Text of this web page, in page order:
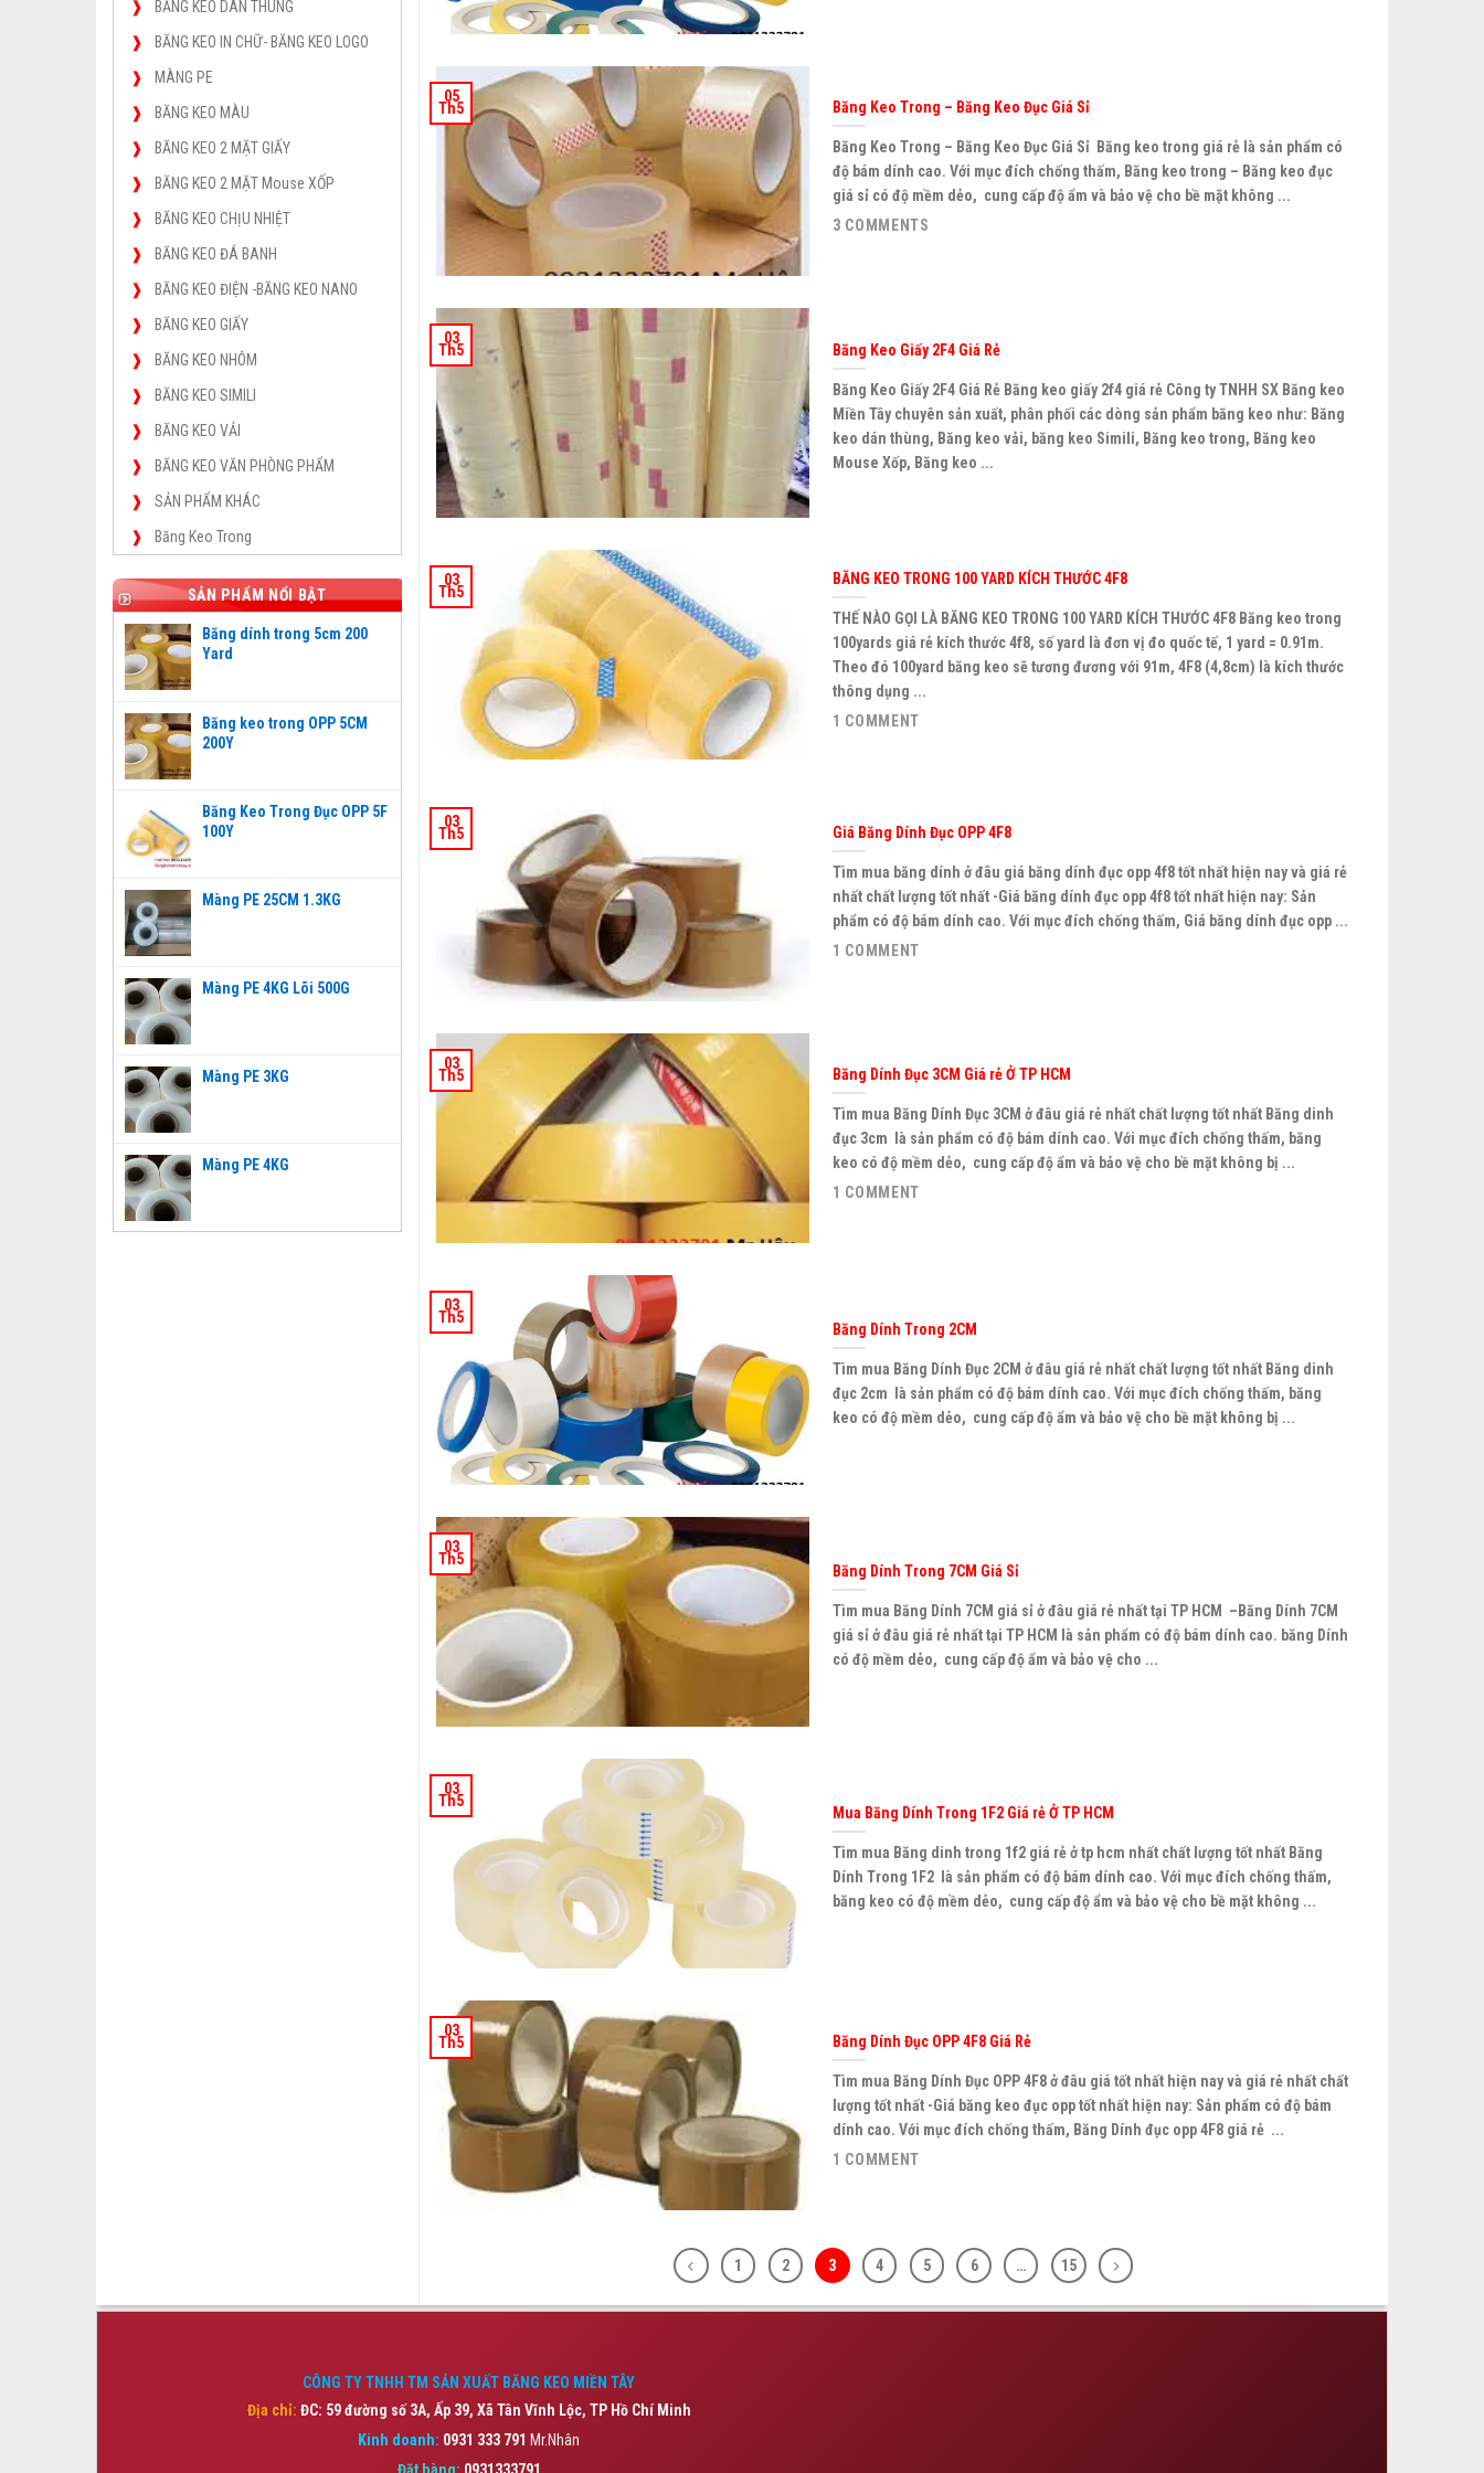
BĂNG KEO DÁN THÙNG
BĂNG KEO IN CHỮ- BĂNG KEO LOGO
MÀNG PE
BĂNG KEO MÀU
BĂNG KEO 2 MẶT GIẤY
BĂNG KEO 2 MẶT Mouse XỐP
BĂNG KEO CHỊU NHIỆT
BĂNG KEO ĐÁ BANH
BĂNG KEO ĐIỆN -BĂNG KEO NANO
BĂNG KEO GIẤY
BĂNG KEO NHÔM
BĂNG KEO SIMILI
BĂNG KEO VẢI
BĂNG KEO VĂN PHÒNG PHẨM
SẢN PHẨM KHÁC
Băng Keo Trong
SẢN PHẨM NỔI BẬT
Băng dính trong 5cm 200
Yard
Băng keo trong OPP 5CM
200Y
Băng Keo Trong Đục OPP 5F
100Y
Màng PE 25CM 1.3KG
Màng PE 4KG Lõi 500G
Màng PE 3KG
Màng PE 4KG
Băng Keo Trong – Băng Keo Đục Giá Sỉ
Băng Keo Trong – Băng Keo Đục Giá Sỉ Băng keo trong giá rẻ là sản phẩm có
độ bám dính cao. Với mục đích chống thấm, Băng keo trong – Băng keo đục
giá sỉ có độ mềm dẻo, cung cấp độ ẩm và bảo vệ cho bề mặt không ...
3 COMMENTS
05
Th5
Băng Keo Giấy 2F4 Giá Rẻ
Băng Keo Giấy 2F4 Giá Rẻ Băng keo giấy 2f4 giá rẻ Công ty TNHH SX Băng keo
Miền Tây chuyên sản xuất, phân phối các dòng sản phẩm băng keo như: Băng
keo dán thùng, Băng keo vải, băng keo Simili, Băng keo trong, Băng keo
Mouse Xốp, Băng keo ...
03
Th5
BĂNG KEO TRONG 100 YARD KÍCH THƯỚC 4F8
THẾ NÀO GỌI LÀ BĂNG KEO TRONG 100 YARD KÍCH THƯỚC 4F8 Băng keo trong
100yards giá rẻ kích thước 4f8, số yard là đơn vị đo quốc tế, 1 yard = 0.91m.
Theo đó 100yard băng keo sẽ tương đương với 91m, 4F8 (4,8cm) là kích thước
thông dụng ...
1 COMMENT
03
Th5
Giá Băng Dính Đục OPP 4F8
Tìm mua băng dính ở đâu giá băng dính đục opp 4f8 tốt nhất hiện nay và giá rẻ
nhất chất lượng tốt nhất -Giá băng dính đục opp 4f8 tốt nhất hiện nay: Sản
phẩm có độ bám dính cao. Với mục đích chống thấm, Giá băng dính đục opp ...
1 COMMENT
03
Th5
Băng Dính Đục 3CM Giá rẻ Ở TP HCM
Tìm mua Băng Dính Đục 3CM ở đâu giá rẻ nhất chất lượng tốt nhất Băng dinh
đục 3cm là sản phẩm có độ bám dính cao. Với mục đích chống thấm, băng
keo có độ mềm dẻo, cung cấp độ ẩm và bảo vệ cho bề mặt không bị ...
1 COMMENT
03
Th5
Băng Dính Trong 2CM
Tìm mua Băng Dính Đục 2CM ở đâu giá rẻ nhất chất lượng tốt nhất Băng dinh
đục 2cm là sản phẩm có độ bám dính cao. Với mục đích chống thấm, băng
keo có độ mềm dẻo, cung cấp độ ẩm và bảo vệ cho bề mặt không bị ...
03
Th5
Băng Dính Trong 7CM Giá Sỉ
Tìm mua Băng Dính 7CM giá sỉ ở đâu giá rẻ nhất tại TP HCM –Băng Dính 7CM
giá sỉ ở đâu giá rẻ nhất tại TP HCM là sản phẩm có độ bám dính cao. băng Dính
có độ mềm dẻo, cung cấp độ ẩm và bảo vệ cho ...
03
Th5
Mua Băng Dính Trong 1F2 Giá rẻ Ở TP HCM
Tìm mua Băng dinh trong 1f2 giá rẻ ở tp hcm nhất chất lượng tốt nhất Băng
Dính Trong 1F2 là sản phẩm có độ bám dính cao. Với mục đích chống thấm,
băng keo có độ mềm dẻo, cung cấp độ ẩm và bảo vệ cho bề mặt không ...
03
Th5
Băng Dính Đục OPP 4F8 Giá Rẻ
Tìm mua Băng Dính Đục OPP 4F8 ở đâu giá tốt nhất hiện nay và giá rẻ nhất chất
lượng tốt nhất -Giá băng keo đục opp tốt nhất hiện nay: Sản phẩm có độ bám
dính cao. Với mục đích chống thấm, Băng Dính đục opp 4F8 giá rẻ ...
1 COMMENT
03
Th5
1 2 3 4 5 6 … 15
CÔNG TY TNHH TM SẢN XUẤT BĂNG KEO MIỀN TÂY
Địa chỉ: ĐC: 59 đường số 3A, Ấp 39, Xã Tân Vĩnh Lộc, TP Hồ Chí Minh
Kinh doanh: 0931 333 791 Mr.Nhân